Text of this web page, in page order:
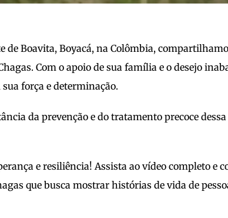
de Boavita, Boyacá, na Colômbia,
Com o apoio de sua família e o desejo
força e determinação.
da prevenção e do tratamento precoce
e resiliência! Assista ao vídeo completo e
que busca mostrar histórias de vida de